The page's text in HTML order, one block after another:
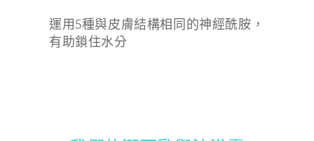
運用5種與皮膚結構相同的神經酰胺，
有助鎖住水分